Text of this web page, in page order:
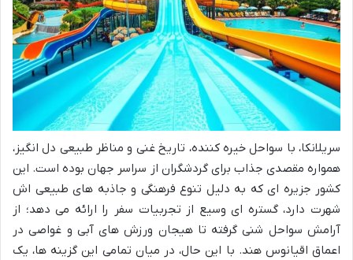
سریلانکا، با سواحل خیره کننده، تاریخ غنی و مناظر طبیعی دل انگیز،
همواره مقصدی جذاب برای گردشگران از سراسر جهان بوده است. این
کشور جزیره ای که به دلیل تنوع فرهنگی و جاذبه های طبیعی اش
شهرت دارد، گستره ای وسیع از تجربیات سفر را ارائه می دهد؛ از
آرامش سواحل شنی گرفته تا هیجان ورزش های آبی و غواصی در
اعماق اقیانوس هند. با این حال، در میان تمامی این گزینه ها، یک